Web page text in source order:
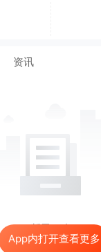
App内打开查看更多
资讯
暂无口碑